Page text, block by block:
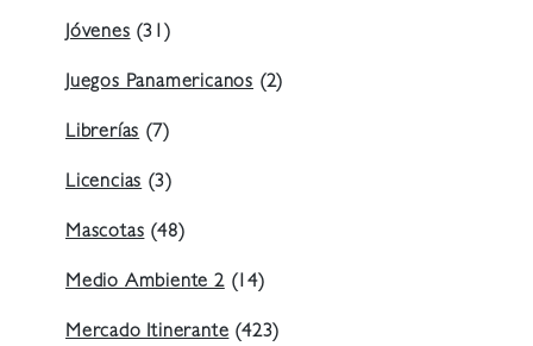
Jóvenes(31)
Juegos Panamericanos (2)
Librerías(7)
Licencias(3)
Mascotas(48)
Medio Ambiente 2(14)
Mercado Itinerante(423)